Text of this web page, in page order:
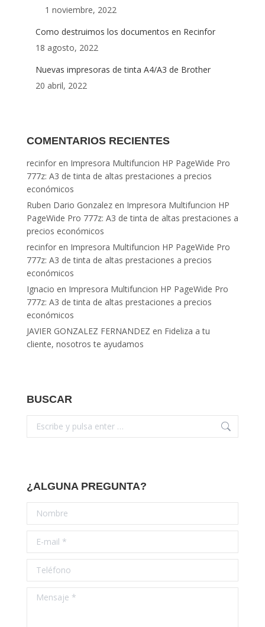
1 noviembre, 2022
Como destruimos los documentos en Recinfor
18 agosto, 2022
Nuevas impresoras de tinta A4/A3 de Brother
20 abril, 2022
COMENTARIOS RECIENTES
recinfor en Impresora Multifuncion HP PageWide Pro
777z: A3 de tinta de altas prestaciones a precios
económicos
Ruben Dario Gonzalez en Impresora Multifuncion HP
PageWide Pro 777z: A3 de tinta de altas prestaciones a
precios económicos
recinfor en Impresora Multifuncion HP PageWide Pro
777z: A3 de tinta de altas prestaciones a precios
económicos
Ignacio en Impresora Multifuncion HP PageWide Pro
777z: A3 de tinta de altas prestaciones a precios
económicos
JAVIER GONZALEZ FERNANDEZ en Fideliza a tu
cliente, nosotros te ayudamos
BUSCAR
Buscar:
¿ALGUNA PREGUNTA?
Nombre
E-mail *
Teléfono
Mensaje *